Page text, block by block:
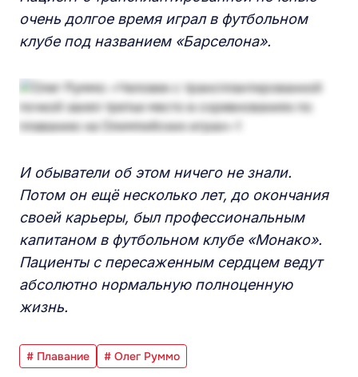
очень долгое время играл в футбольном
клубе под названием «Барселона».
И обыватели об этом ничего не знали.
Потом он ещё несколько лет, до окончания
своей карьеры, был профессиональным
капитаном в футбольном клубе «Монако».
Пациенты с пересаженным сердцем ведут
абсолютно нормальную полноценную
жизнь.
# Плавание # Олег Руммо